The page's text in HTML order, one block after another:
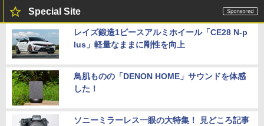
Special Site
レイズ鍛造1ピースアルミホイール「CE28 N-p
lus」軽量なままに剛性を向上
鳥肌ものの「DENON HOME」サウンドを体感
した！
ソニーミラーレス一眼の大特集！ 見どころ記事